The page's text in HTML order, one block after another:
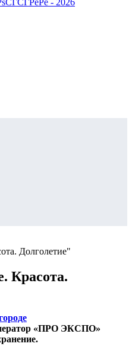
Долголетие"
Красота.
«ПРО ЭКСПО»